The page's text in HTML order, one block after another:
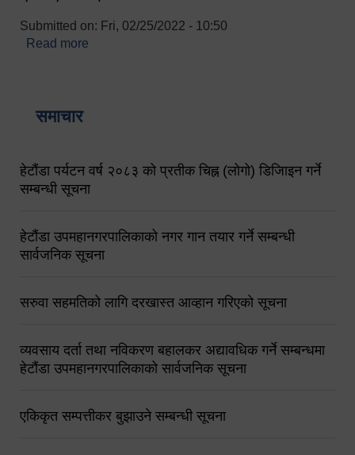
Submitted on: Fri, 02/25/2022 - 10:50
Read more
समाचार
हेटौंडा पर्यटन वर्ष २०८३ को प्रतीक चिह्न (लोगो) डिजिाइन गर्ने
सम्बन्धी सूचना
हेटौंडा उपमहानगरपालिकाको नगर गान तयार गर्ने सम्बन्धी
सार्वजनिक सूचना
सरुवा सहमतिको लागि दरखास्त आव्हान गरिएको सूचना
व्यवसाय दर्ता तथा नविकरण बहालकर अद्यावधिक गर्ने सम्बन्धमा
हेटौंडा उपमहानगरपालिकाको सार्वजनिक सूचना
एकिकृत सम्पत्तीकर बुझाउने सम्बन्धी सूचना